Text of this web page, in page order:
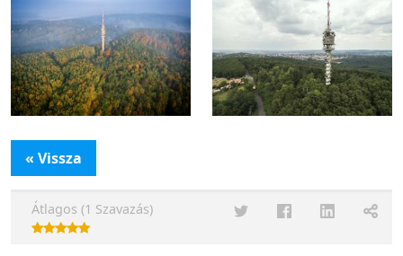
« Vissza
Átlagos (1 Szavazás)